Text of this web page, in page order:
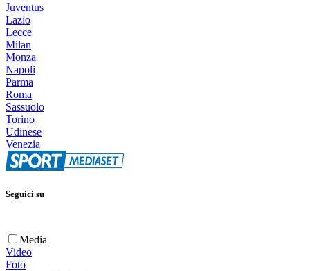
Juventus
Lazio
Lecce
Milan
Monza
Napoli
Parma
Roma
Sassuolo
Torino
Udinese
Venezia
Seguici su
Media
Video
Foto